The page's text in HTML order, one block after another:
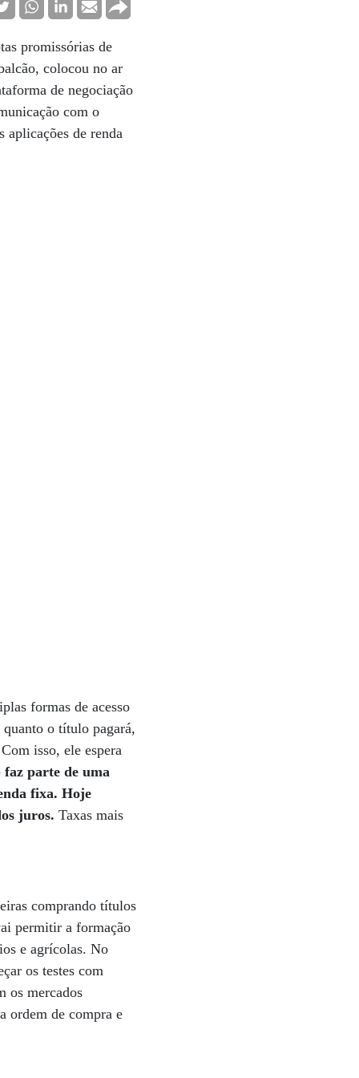
promissórias de
colocou no ar
de negociação
com o
aplicações de renda
formas de acesso
o título pagará,
isso, ele espera
parte de uma
fixa. Hoje
juros.Taxas mais
comprando títulos
permitir a formação
e agrícolas. No
os testes com
os mercados
ordem de compra e